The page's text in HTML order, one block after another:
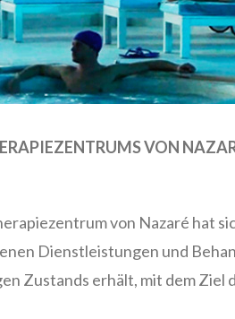
VON
von Nazaré hat
Dienstleistungen und
Zustands erhält, mit dem